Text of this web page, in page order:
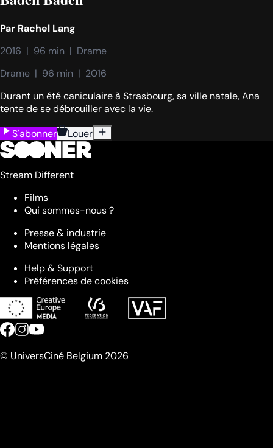
Par Rachel Lang
2016  |  96 min  |  Drame
Drame  |  96 min  |  2016
Durant un été caniculaire à Strasbourg, sa ville natale, Ana
tente de se débrouiller avec la vie.
S'abonner
Louer
Stream Different
Films
Qui sommes-nous ?
Presse & industrie
Mentions légales
Help & Support
Préférences de cookies
© UniversCiné Belgium 2026